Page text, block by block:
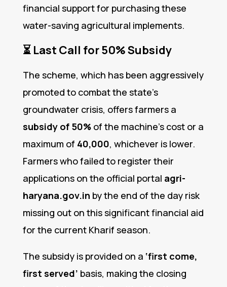
financial support for purchasing these
water-saving agricultural implements.
⏳ Last Call for 50% Subsidy
The scheme, which has been aggressively
promoted to combat the state’s
groundwater crisis, offers farmers a
subsidy of 50%of the machine’s cost or a
maximum of ₹40,000, whichever is lower.
Farmers who failed to register their
applications on the official portal agri-
haryana.gov.in by the end of the day risk
missing out on this significant financial aid
for the current Kharif season.
The subsidy is provided on a ‘first come,
first served’ basis, making the closing